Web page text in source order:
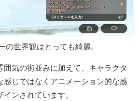
の世界観はとっても綺麗。
囲気の街並みに加えて、キャラクタ
感じではなくアニメーション的な感
ンされています。